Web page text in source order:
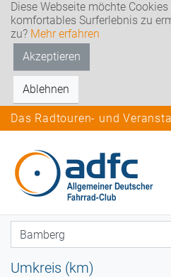
Diese Webseite möchte
komfortables Surferlebnis zu
zu? Mehr erfahren
Akzeptieren
Ablehnen
Das Radtouren- und
Umkreis (km)